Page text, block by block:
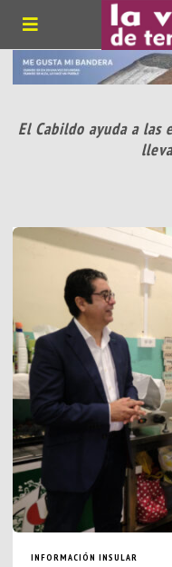
El Cabildo ayuda a las
INFORMACIÓN INSULAR